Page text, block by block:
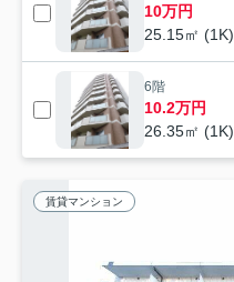
10万円
25.15㎡ (1K)
6階
10.2万円
26.35㎡ (1K)
賃貸マンション